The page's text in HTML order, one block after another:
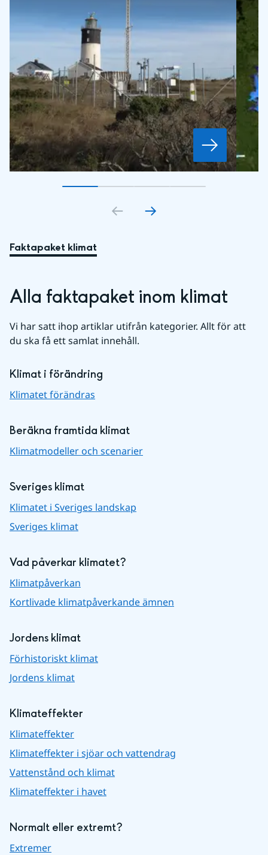
Gå till bildkort1
Gå till bildkort2
Gå till bildkort3
Gå till bildkort
Faktapaket klimat
Alla faktapaket inom klimat
Vi har satt ihop artiklar utifrån kategorier. Allt för att
du ska få ett samlat innehåll.
Klimat i förändring
Klimatet förändras
Beräkna framtida klimat
Klimatmodeller och scenarier
Sveriges klimat
Klimatet i Sveriges landskap
Sveriges klimat
Vad påverkar klimatet?
Klimatpåverkan
Kortlivade klimatpåverkande ämnen
Jordens klimat
Förhistoriskt klimat
Jordens klimat
Klimateffekter
Klimateffekter
Klimateffekter i sjöar och vattendrag
Vattenstånd och klimat
Klimateffekter i havet
Normalt eller extremt?
Extremer